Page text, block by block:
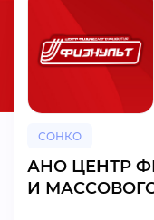
ПРОЕКТЫ
СОНКО
АНО ЦЕНТР
И